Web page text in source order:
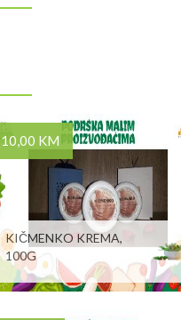
10,00 KM
KIČMENKO KREMA,
100G